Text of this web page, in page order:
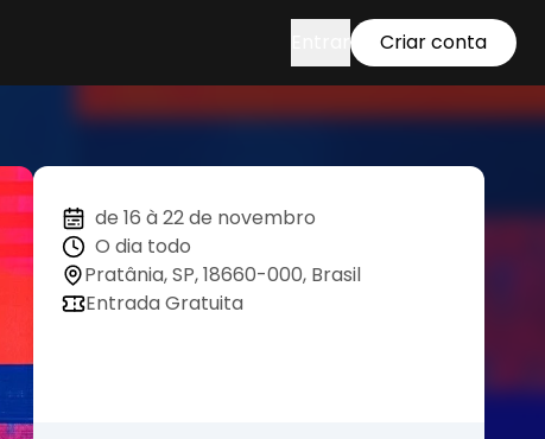
Criar conta
de 16 à 22 de novembro
O dia todo
Pratânia, SP, 18660-000, Brasil
Entrada Gratuita